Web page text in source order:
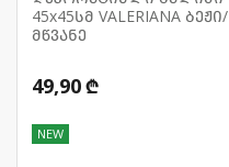
45x45სმ VALERIANA ბეჟი/
მწვანე
49,90 ₾
NEW